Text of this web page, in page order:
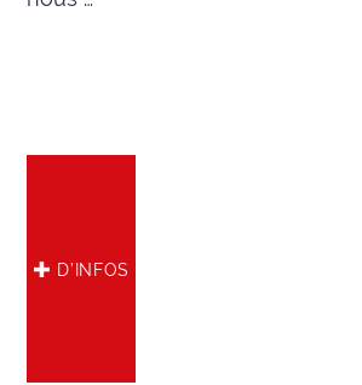
D’INFOS